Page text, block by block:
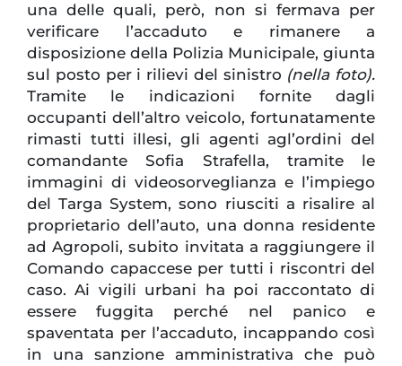
una delle quali, però, non si fermava per
verificare l’accaduto e rimanere a
disposizione della Polizia Municipale, giunta
sul posto per i rilievi del sinistro (nella foto).
Tramite le indicazioni fornite dagli
occupanti dell’altro veicolo, fortunatamente
rimasti tutti illesi, gli agenti agl’ordini del
comandante Sofia Strafella, tramite le
immagini di videosorveglianza e l’impiego
del Targa System, sono riusciti a risalire al
proprietario dell’auto, una donna residente
ad Agropoli, subito invitata a raggiungere il
Comando capaccese per tutti i riscontri del
caso. Ai vigili urbani ha poi raccontato di
essere fuggita perché nel panico e
spaventata per l’accaduto, incappando così
in una sanzione amministrativa che può